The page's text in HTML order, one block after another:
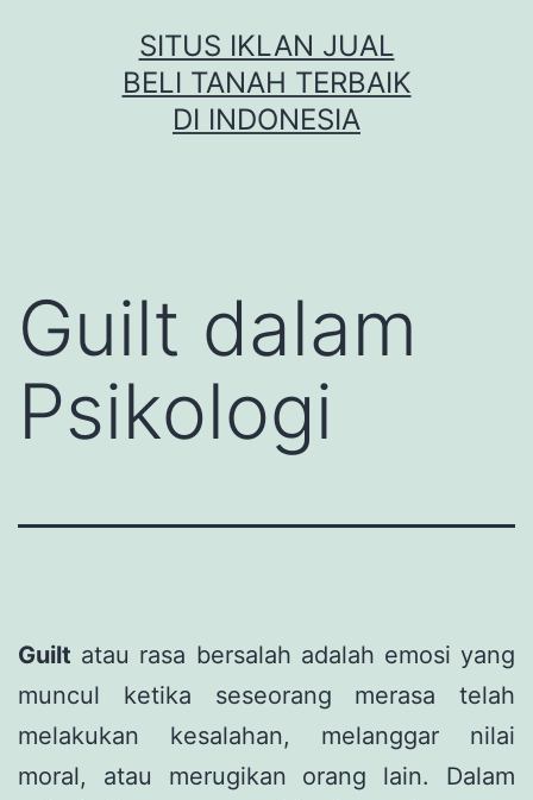
SITUS IKLAN JUAL
BELI TANAH TERBAIK
DI INDONESIA
Guilt dalam
Psikologi
Guilt atau rasa bersalah adalah emosi yang
muncul ketika seseorang merasa telah
melakukan kesalahan, melanggar nilai
moral, atau merugikan orang lain. Dalam